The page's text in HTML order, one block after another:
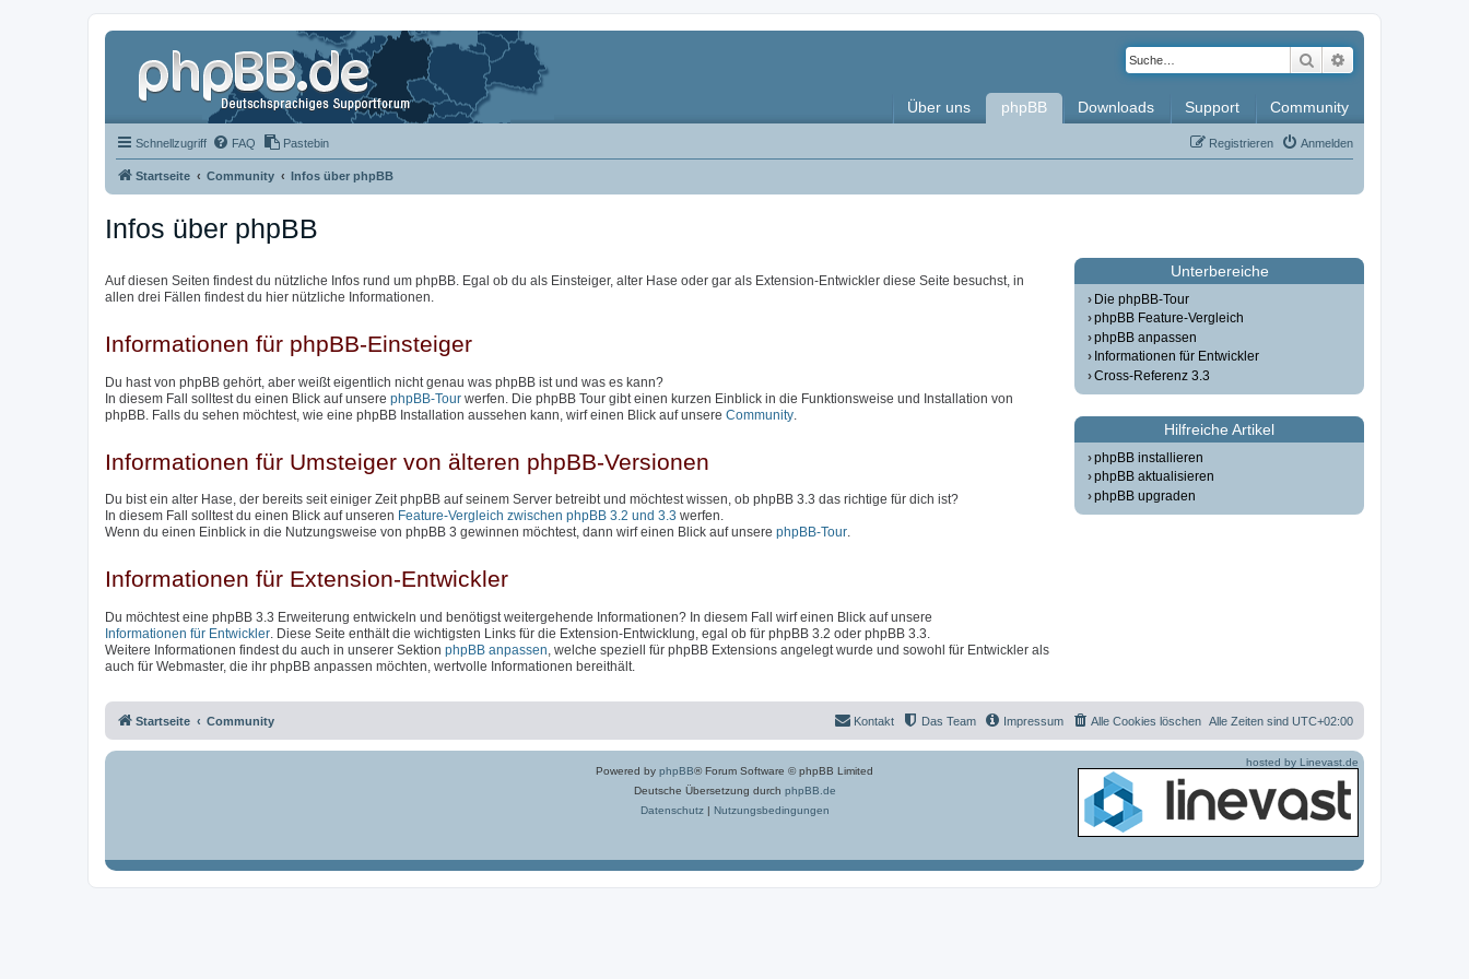
Suche
Über uns phpBB Downloads Support Community
Schnellzugriff FAQ Pastebin Anmelden
Registrieren
Startseite Community Infos über phpBB
Infos über phpBB
Auf diesen Seiten findest du nützliche Infos rund um phpBB. Egal ob du als Einsteiger, alter Hase oder gar als Extension-Entwickler diese Seite besuchst, in
allen drei Fällen findest du hier nützliche Informationen.
Informationen für phpBB-Einsteiger
Du hast von phpBB gehört, aber weißt eigentlich nicht genau was phpBB ist und was es kann?
In diesem Fall solltest du einen Blick auf unsere phpBB-Tour werfen. Die phpBB Tour gibt einen kurzen Einblick in die Funktionsweise und Installation von
phpBB. Falls du sehen möchtest, wie eine phpBB Installation aussehen kann, wirf einen Blick auf unsere Community
Informationen für Umsteiger von älteren phpBB-Versionen
Du bist ein alter Hase, der bereits seit einiger Zeit phpBB auf seinem Server betreibt und möchtest wissen, ob phpBB 3.3 das richtige für dich ist?
In diesem Fall solltest du einen Blick auf unseren Feature-Vergleich zwischen phpBB 3.2 und 3.3 werfen.
Wenn du einen Einblick in die Nutzungsweise von phpBB 3 gewinnen möchtest, dann wirf einen Blick auf unsere phpBB-Tour.
Informationen für Extension-Entwickler
Du möchtest eine phpBB 3.3 Erweiterung entwickeln und benötigst weitergehende Informationen? In diesem Fall wirf einen Blick auf unsere
Informationen für Entwickler . Diese Seite enthält die wichtigsten Links für die Extension-Entwicklung, egal ob für phpBB 3.2 oder phpBB 3.3.
Weitere Informationen findest du auch in unserer Sektion phpBB anpassen , welche speziell für phpBB Extensions angelegt wurde und sowohl für Entwickler als
auch für Webmaster, die ihr phpBB anpassen möchten, wertvolle Informationen bereithält.
Unterbereiche
Die phpBB-Tour
phpBB Feature-Vergleich
phpBB anpassen
Informationen für Entwickler
Cross-Referenz 3.3
Hilfreiche Artikel
phpBB installieren
phpBB aktualisieren
phpBB upgraden
Startseite Community Alle Zeiten sind UTC+02:00
Alle Cookies löschen
Impressum
Das Team
Kontakt
Powered by phpBB® Forum Software © phpBB Limited
Deutsche Übersetzung durch phpBB.de
Datenschutz| Nutzungsbedingungen
hosted by Linevast.de